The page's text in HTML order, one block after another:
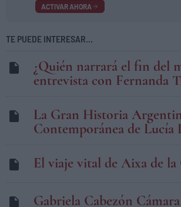
ACTIVAR AHORA
TE PUEDE INTERESAR...
¿Quién narrará el fin del
entrevista con Fernanda
La Gran Historia
Contemporánea de Lucía
El viaje vital de Aixa de la
Gabriela Cabezón